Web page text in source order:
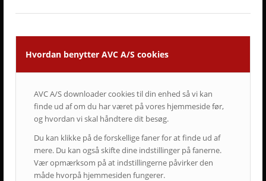
Hvordan benytter AVC A/S cookies
AVC A/S downloader cookies til din enhed så vi kan
finde ud af om du har været på vores hjemmeside før,
og hvordan vi skal håndtere dit besøg.
Du kan klikke på de forskellige faner for at finde ud af
mere. Du kan også skifte dine indstillinger på fanerne.
Vær opmærksom på at indstillingerne påvirker den
måde hvorpå hjemmesiden fungerer.
• Vi er AV-begejstrede og innovative.
• Vi er vedholdende og følger altid opgaven helt til dørs.
• Vi er ansvarsbevidste og følger op på løsningen.
• Vi tilbyder dig Danmarks bedste service & support.
• Vi er landsdækkende.
• Vi skaber langsigtede løsninger.
• Vi ved at tilfredse kunder giver langvarige samarbejder.
ET LILLE UDSNIT AF SUCCESFULDE LØSNINGER
OG TILFREDSE AVC KUNDER